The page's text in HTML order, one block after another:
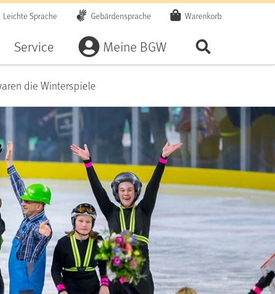
Leichte Sprache Gebärdensprache Warenkorb
Service Meine BGW
die Winterspiele